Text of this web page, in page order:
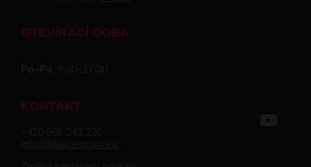
OTEVÍRACÍ DOBA
KONTAKT